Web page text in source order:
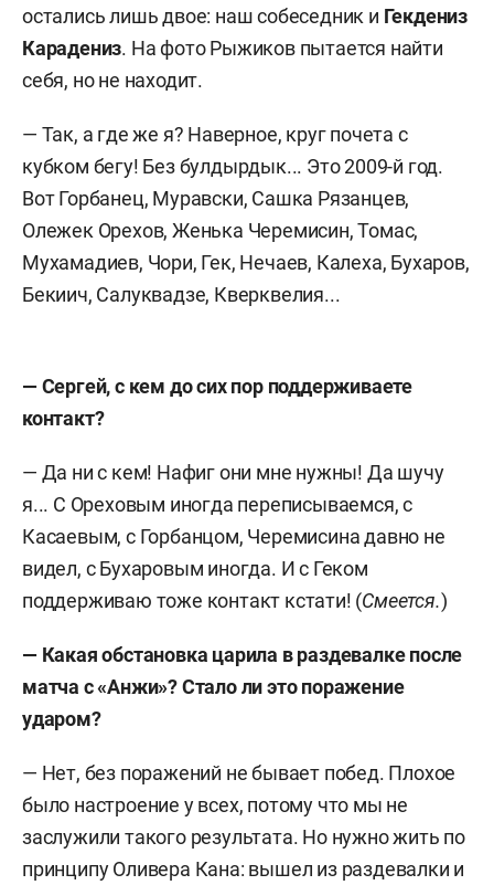
остались лишь двое: наш собеседник и Гекдениз
Карадениз. На фото Рыжиков пытается найти
себя, но не находит.
— Так, а где же я? Наверное, круг почета с
кубком бегу! Без булдырдык... Это 2009-й год.
Вот Горбанец, Муравски, Сашка Рязанцев,
Олежек Орехов, Женька Черемисин, Томас,
Мухамадиев, Чори, Гек, Нечаев, Калеха, Бухаров,
Бекиич, Салуквадзе, Кверквелия...
— Сергей, с кем до сих пор поддерживаете
контакт?
— Да ни с кем! Нафиг они мне нужны! Да шучу
я... С Ореховым иногда переписываемся, с
Касаевым, с Горбанцом, Черемисина давно не
видел, с Бухаровым иногда. И с Геком
поддерживаю тоже контакт кстати! (Смеется.)
— Какая обстановка царила в раздевалке после
матча с «Анжи»? Стало ли это поражение
ударом?
— Нет, без поражений не бывает побед. Плохое
было настроение у всех, потому что мы не
заслужили такого результата. Но нужно жить по
принципу Оливера Кана: вышел из раздевалки и